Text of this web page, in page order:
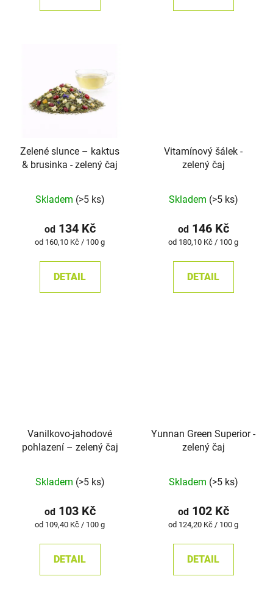
Zelené slunce – kaktus
& brusinka - zelený čaj
hodnocení
produktu
je
z
Skladem (>5 ks)
od134 Kč
Měrná
od 160,10 Kč / 100 g
DETAIL
Vitamínový šálek -
zelený čaj
Skladem (>5 ks)
od146 Kč
Měrná
od 180,10 Kč / 100 g
DETAIL
Vanilkovo-jahodové
pohlazení – zelený čaj
Skladem (>5 ks)
od103 Kč
Měrná
od 109,40 Kč / 100 g
DETAIL
Yunnan Green Superior -
zelený čaj
Skladem (>5 ks)
od102 Kč
Měrná
od 124,20 Kč / 100 g
DETAIL